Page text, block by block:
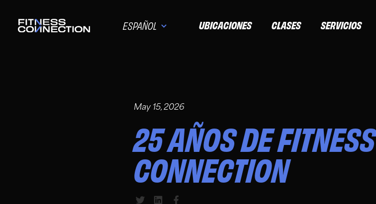
ESPAÑOL UBICACIONES CLASES SERVICIOS
May 15, 2026
25 AÑOS DE FITNESS
CONNECTION
Share to Twitter
Share to LinkedIn